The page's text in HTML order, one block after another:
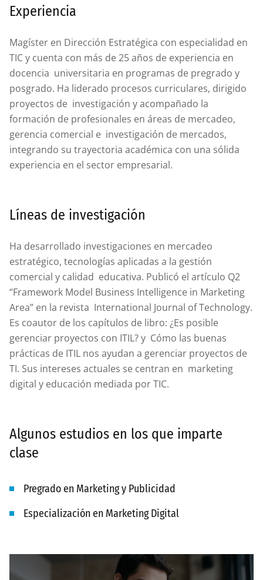
Experiencia
Magíster en Dirección Estratégica con especialidad en
TIC y cuenta con más de 25 años de experiencia en
docencia universitaria en programas de pregrado y
posgrado. Ha liderado procesos curriculares, dirigido
proyectos de investigación y acompañado la
formación de profesionales en áreas de mercadeo,
gerencia comercial e investigación de mercados,
integrando su trayectoria académica con una sólida
experiencia en el sector empresarial.
Líneas de investigación
Ha desarrollado investigaciones en mercadeo
estratégico, tecnologías aplicadas a la gestión
comercial y calidad educativa. Publicó el artículo Q2
“Framework Model Business Intelligence in Marketing
Area” en la revista International Journal of Technology.
Es coautor de los capítulos de libro: ¿Es posible
gerenciar proyectos con ITIL? y Cómo las buenas
prácticas de ITIL nos ayudan a gerenciar proyectos de
TI. Sus intereses actuales se centran en marketing
digital y educación mediada por TIC.
Algunos estudios en los que imparte
clase
Pregrado en Marketing y Publicidad
Especialización en Marketing Digital